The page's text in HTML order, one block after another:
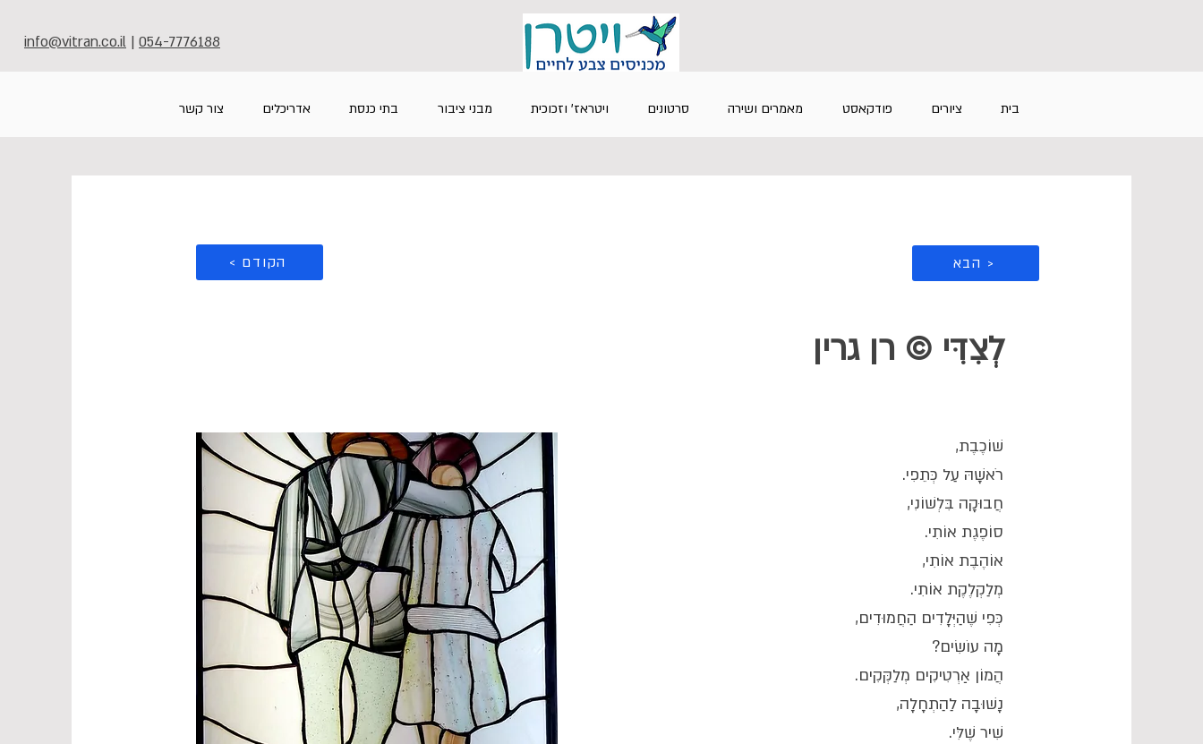
info@vitran.co.il | 054-7776188
בית ציורים פודקאסט מאמרים ושירה סרטונים ויטראז' וזכוכית מבני ציבור בתי כנסת אדריכלים צור קשר
< הקודם הבא >
לְצִדִּי © רן גרין
שׁוֹכֶבֶת,
רֹאשָׁהּ עַל כְּתֵפִי.
חֲבוּקָה בִּלְשׁוֹנִי,
סוֹפֶגֶת אוֹתִי.
אוֹהֶבֶת אוֹתִי,
מְלַקְלֶקֶת אוֹתִי.
כְּפִי שֶׁהַיְּלָדִים הַחֲמוּדִים,
מָה עוֹשִׂים?
הֲמוֹן אַרְטִיקִים מְלַקְּקִים.
נָשׁוּבָה לַהַתְחָלָה,
שִׁיר שֶׁלִּי.